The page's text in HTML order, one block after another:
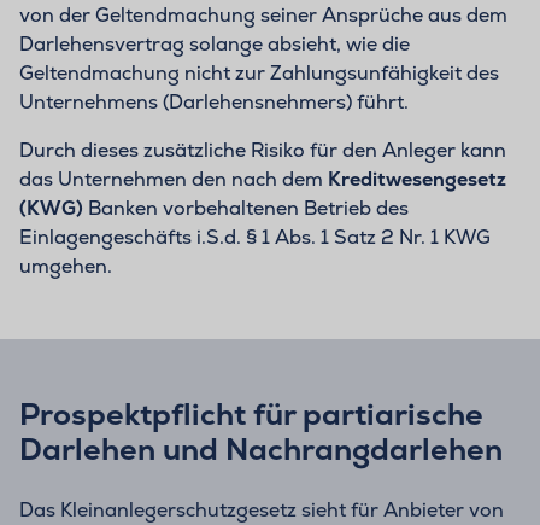
von der Geltendmachung seiner Ansprüche aus dem
Darlehensvertrag solange absieht, wie die
Geltendmachung nicht zur Zahlungsunfähigkeit des
Unternehmens (Darlehensnehmers) führt.
Durch dieses zusätzliche Risiko für den Anleger kann
das Unternehmen den nach dem Kreditwesengesetz
(KWG) Banken vorbehaltenen Betrieb des
Einlagengeschäfts i.S.d. § 1 Abs. 1 Satz 2 Nr. 1 KWG
umgehen.
Prospektpflicht für partiarische
Darlehen und Nachrangdarlehen
Das Kleinanlegerschutzgesetz sieht für Anbieter von